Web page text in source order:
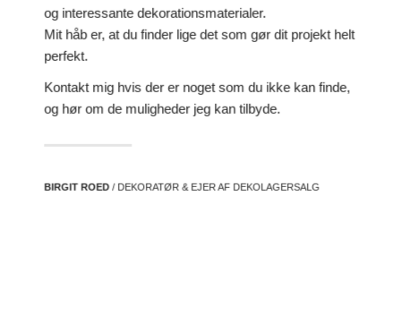
og interessante dekorationsmaterialer.
Mit håb er, at du finder lige det som gør dit projekt helt
perfekt.
Kontakt mig hvis der er noget som du ikke kan finde,
og hør om de muligheder jeg kan tilbyde.
BIRGIT ROED/ DEKORATØR & EJER AF DEKOLAGERSALG